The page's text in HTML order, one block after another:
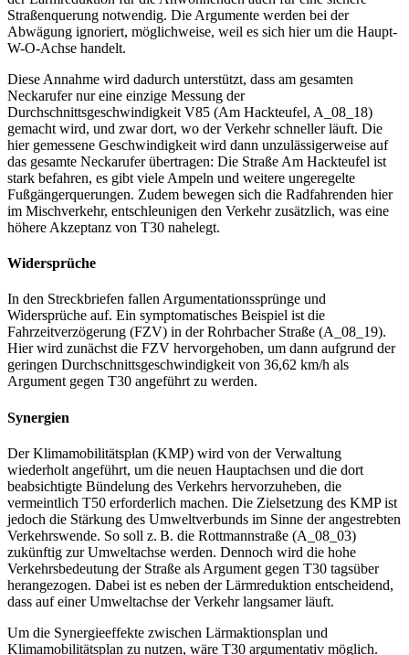
Straßenquerung notwendig. Die Argumente werden bei der
Abwägung ignoriert, möglichweise, weil es sich hier um die Haupt-
W-O-Achse handelt.
Diese Annahme wird dadurch unterstützt, dass am gesamten
Neckarufer nur eine einzige Messung der
Durchschnittsgeschwindigkeit V85 (Am Hackteufel, A_08_18)
gemacht wird, und zwar dort, wo der Verkehr schneller läuft. Die
hier gemessene Geschwindigkeit wird dann unzulässigerweise auf
das gesamte Neckarufer übertragen: Die Straße Am Hackteufel ist
stark befahren, es gibt viele Ampeln und weitere ungeregelte
Fußgängerquerungen. Zudem bewegen sich die Radfahrenden hier
im Mischverkehr, entschleunigen den Verkehr zusätzlich, was eine
höhere Akzeptanz von T30 nahelegt.
Widersprüche
In den Streckbriefen fallen Argumentationssprünge und
Widersprüche auf. Ein symptomatisches Beispiel ist die
Fahrzeitverzögerung (FZV) in der Rohrbacher Straße (A_08_19).
Hier wird zunächst die FZV hervorgehoben, um dann aufgrund der
geringen Durchschnittsgeschwindigkeit von 36,62 km/h als
Argument gegen T30 angeführt zu werden.
Synergien
Der Klimamobilitätsplan (KMP) wird von der Verwaltung
wiederholt angeführt, um die neuen Hauptachsen und die dort
beabsichtigte Bündelung des Verkehrs hervorzuheben, die
vermeintlich T50 erforderlich machen. Die Zielsetzung des KMP ist
jedoch die Stärkung des Umweltverbunds im Sinne der angestrebten
Verkehrswende. So soll z. B. die Rottmannstraße (A_08_03)
zukünftig zur Umweltachse werden. Dennoch wird die hohe
Verkehrsbedeutung der Straße als Argument gegen T30 tagsüber
herangezogen. Dabei ist es neben der Lärmreduktion entscheidend,
dass auf einer Umweltachse der Verkehr langsamer läuft.
Um die Synergieeffekte zwischen Lärmaktionsplan und
Klimamobilitätsplan zu nutzen, wäre T30 argumentativ möglich.